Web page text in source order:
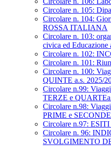
Circolare n. 105:
Circolare n. 104:
ROSSA ITALIANA
Circolare n. 103:
civica ed Educazione
Circolare n. 102:
Circolare n. 101:
Circolare n. 100:
QUINTE a.s. 2025/
Circolare n.99:
TERZE e
Circolare n.98:
PRIME e
Circolare n.97:
Circolare n. 96:
SVOLGIMENTO